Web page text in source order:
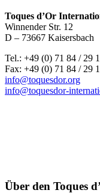
Toques d’Or
Winnender Str. 12
D – 73667 Kaisersbach
Tel.: +49 (0) 71 84 / 29
Fax: +49 (0) 71 84 / 29
info@toquesdor.org
info@toquesdor-
Über den Toques